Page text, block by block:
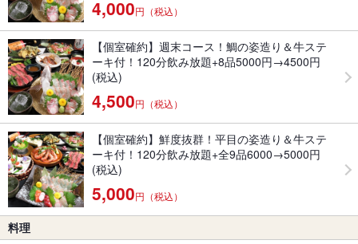
4,000円（税込）
【個室確約】週末コース！鯛の姿造り＆牛ステ
ーキ付！120分飲み放題+8品5000円→4500円
(税込)
4,500円（税込）
【個室確約】鮮度抜群！平目の姿造り＆牛ステ
ーキ付！120分飲み放題+全9品6000→5000円
(税込)
5,000円（税込）
料理